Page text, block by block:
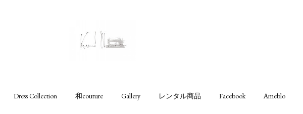
Dress Collection 和couture Gallery レンタル商品 Facebook Ameblo